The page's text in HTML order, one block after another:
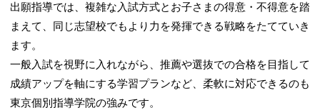
出願指導では、複雑な入試方式とお子さまの得意・不得意を踏
まえて、同じ志望校でもより力を発揮できる戦略をたてていき
ます。
一般入試を視野に入れながら、推薦や選抜での合格を目指して
成績アップを軸にする学習プランなど、柔軟に対応できるのも
東京個別指導学院の強みです。